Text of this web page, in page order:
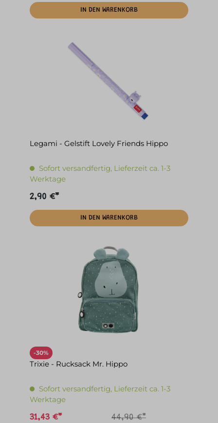
IN DEN WARENKORB
Legami - Gelstift Lovely Friends Hippo
Sofort versandfertig, Lieferzeit ca. 1-3
Werktage
2,90 €*
IN DEN WARENKORB
-30%
Trixie - Rucksack Mr. Hippo
Sofort versandfertig, Lieferzeit ca. 1-3
Werktage
31,43 €* 44,90 €*